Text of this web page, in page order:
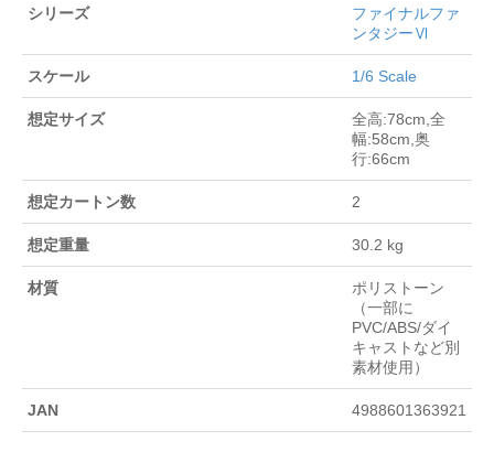
シリーズ
ファイナルファ
ンタジーⅥ
スケール 1/6 Scale
想定サイズ
全高:78cm,全
幅:58cm,奥
行:66cm
想定カートン数 2
想定重量 30.2 kg
材質
ポリストーン
（一部に
PVC/ABS/ダイ
キャストなど別
素材使用）
JAN 4988601363921